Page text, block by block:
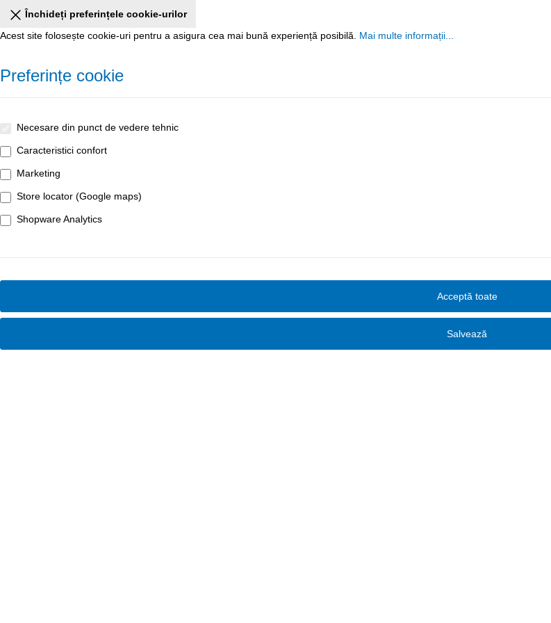
Închideți preferințele cookie-urilor
Acest site folosește cookie-uri pentru a asigura cea mai bună experiență posibilă. Mai multe informații...
Preferințe cookie
Necesare din punct de vedere tehnic
Caracteristici confort
Marketing
Store locator (Google maps)
Shopware Analytics
Acceptă toate
Salvează